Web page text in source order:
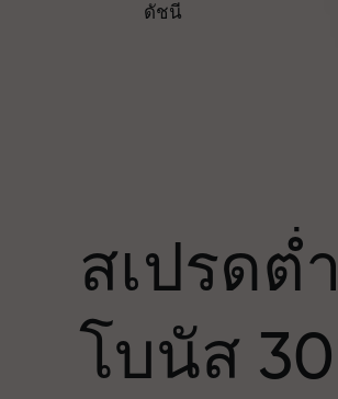
ดัชนี
เทรดมีคุณค่าเดียวกัน
มุ่งมั่นและวินัยเข้าสู่โลก
ฐานะพันธมิตรที่สร้างแร
สเปรดต่
โบนัส